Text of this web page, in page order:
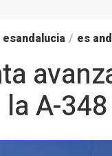
esandalucia / es
A-